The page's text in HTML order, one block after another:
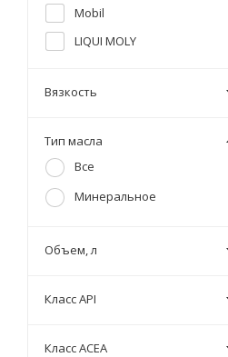
Mobil
LIQUI MOLY
Вязкость
Тип масла
Все
Минеральное
Объем, л
Класс API
Класс ACEA